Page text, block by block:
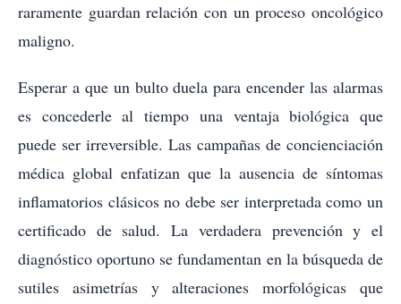
raramente guardan relación con un proceso oncológico
maligno.
Esperar a que un bulto duela para encender las alarmas
es concederle al tiempo una ventaja biológica que
puede ser irreversible. Las campañas de concienciación
médica global enfatizan que la ausencia de síntomas
inflamatorios clásicos no debe ser interpretada como un
certificado de salud. La verdadera prevención y el
diagnóstico oportuno se fundamentan en la búsqueda de
sutiles asimetrías y alteraciones morfológicas que